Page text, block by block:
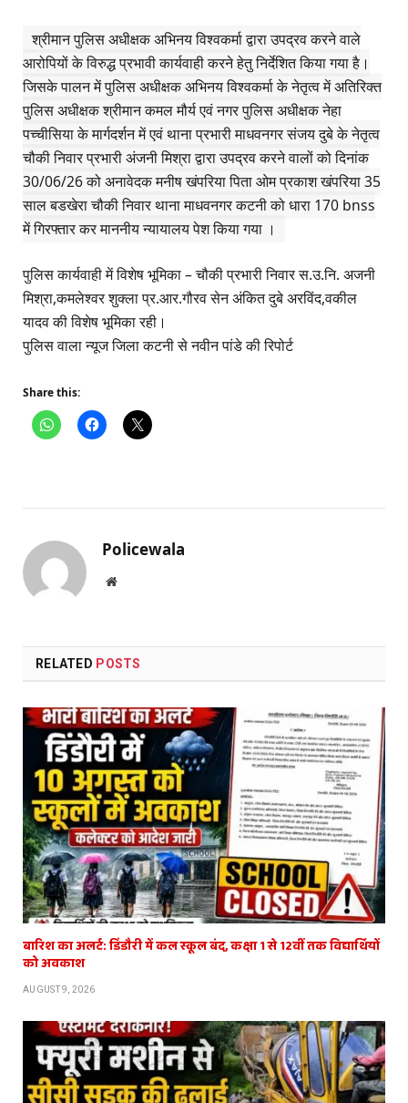
श्रीमान पुलिस अधीक्षक अभिनय विश्वकर्मा द्वारा उपद्रव करने वाले
आरोपियों के विरुद्ध प्रभावी कार्यवाही करने हेतु निर्देशित किया गया है।
जिसके पालन में पुलिस अधीक्षक अभिनय विश्वकर्मा के नेतृत्व में अतिरिक्त
पुलिस अधीक्षक श्रीमान कमल मौर्य एवं नगर पुलिस अधीक्षक नेहा
पच्चीसिया के मार्गदर्शन में एवं थाना प्रभारी माधवनगर संजय दुबे के नेतृत्व
चौकी निवार प्रभारी अंजनी मिश्रा द्वारा उपद्रव करने वालों को दिनांक
30/06/26 को अनावेदक मनीष खंपरिया पिता ओम प्रकाश खंपरिया 35
साल बडखेरा चौकी निवार थाना माधवनगर कटनी को धारा 170 bnss
में गिरफ्तार कर माननीय न्यायालय पेश किया गया ।
पुलिसकार्यवाहीमेंविशेषभूमिका – चौकी प्रभारी निवार स.उ.नि. अजनी
मिश्रा,कमलेश्वर शुक्ला प्र.आर.गौरव सेन अंकित दुबे अरविंद,वकील
यादव की विशेष भूमिका रही।
पुलिस वाला न्यूज जिला कटनी से नवीन पांडे की रिपोर्ट
Share this:
Policewala
Website
RELATED POSTS
बारिश का अलर्ट: डिंडौरी में कल स्कूल बंद, कक्षा 1 से 12वीं तक विद्यार्थियों
को अवकाश
AUGUST 9, 2026